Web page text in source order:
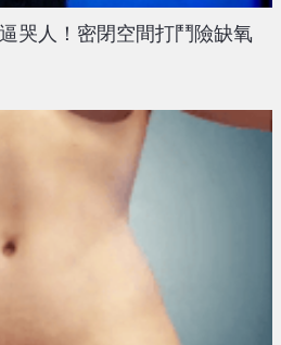
哭人！密閉空間打鬥險缺氧